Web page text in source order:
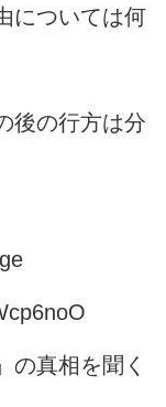
については何
後の行方は分
の真相を聞く